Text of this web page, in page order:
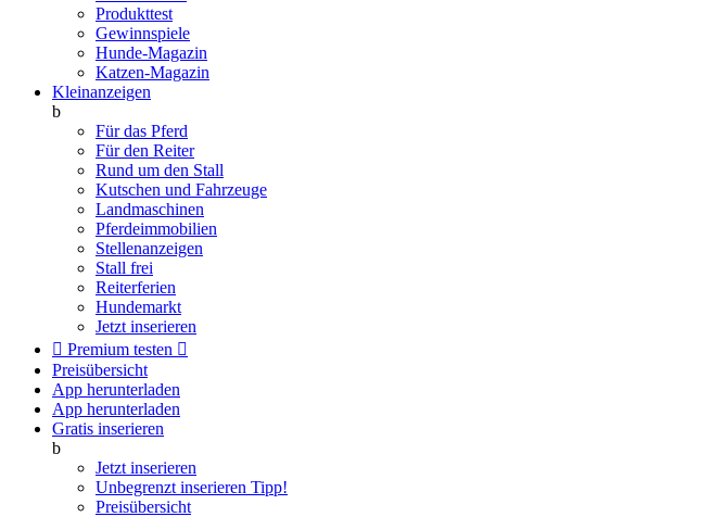
Produkttest
Gewinnspiele
Hunde-Magazin
Katzen-Magazin
Kleinanzeigen
b
Für das Pferd
Für den Reiter
Rund um den Stall
Kutschen und Fahrzeuge
Landmaschinen
Pferdeimmobilien
Stellenanzeigen
Stall frei
Reiterferien
Hundemarkt
Jetzt inserieren
 Premium testen 
Preisübersicht
App herunterladen
App herunterladen
Gratis inserieren
b
Jetzt inserieren
Unbegrenzt inserieren Tipp!
Preisübersicht